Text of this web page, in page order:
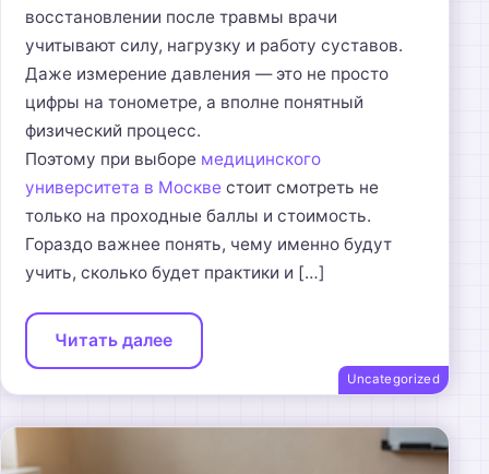
Uncategorized
восстановлении после травмы врачи
учитывают силу, нагрузку и работу суставов.
Даже измерение давления — это не просто
цифры на тонометре, а вполне понятный
физический процесс.
Поэтому при выборе медицинского
университета в Москве стоит смотреть не
только на проходные баллы и стоимость.
Гораздо важнее понять, чему именно будут
учить, сколько будет практики и […]
Читать далее